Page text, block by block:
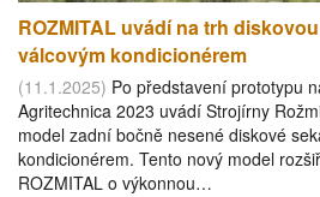
ROZMITAL uvádí na trh
válcovým kondicionérem
(11.1.2025) Po představení prototypu
Agritechnica 2023 uvádí Strojírny
model zadní bočně nesené diskové
kondicionérem. Tento nový model
ROZMITAL o výkonnou…